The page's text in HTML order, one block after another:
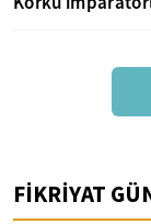
FİKRİYAT